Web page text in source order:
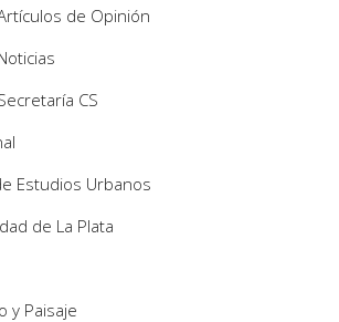
de Opinión
CS
Estudios Urbanos
de La Plata
y Paisaje